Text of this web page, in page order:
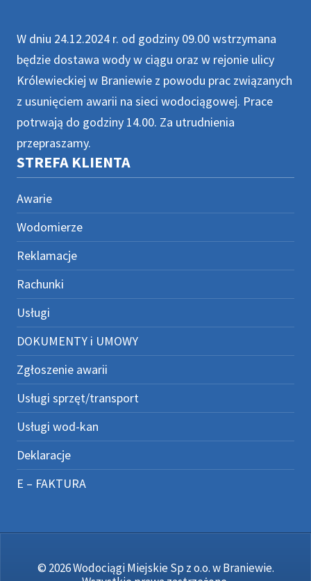
W dniu 24.12.2024 r. od godziny 09.00 wstrzymana
będzie dostawa wody w ciągu oraz w rejonie ulicy
Królewieckiej w Braniewie z powodu prac związanych
z usunięciem awarii na sieci wodociągowej. Prace
potrwają do godziny 14.00. Za utrudnienia
przepraszamy.
STREFA KLIENTA
Awarie
Wodomierze
Reklamacje
Rachunki
Usługi
DOKUMENTY i UMOWY
Zgłoszenie awarii
Usługi sprzęt/transport
Usługi wod-kan
Deklaracje
E – FAKTURA
© 2026 Wodociągi Miejskie Sp z o.o. w Braniewie.